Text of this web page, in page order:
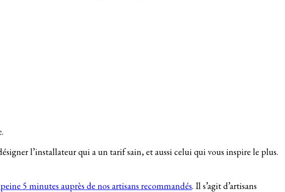
l’installateur qui a un tarif sain, et aussi celui qui vous inspire le plus.
5 minutes auprès de nos artisans recommandés. Il s’agit d’artisans